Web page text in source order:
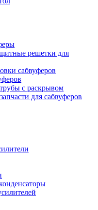
решетки для
сабвуферов
с раскрывом
для сабвуферов